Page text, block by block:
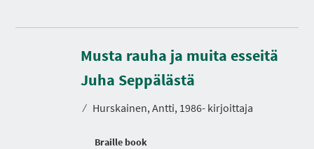
Musta rauha ja muita esseitä
Juha Seppälästä
⁄ Hurskainen, Antti, 1986- kirjoittaja
Braille book